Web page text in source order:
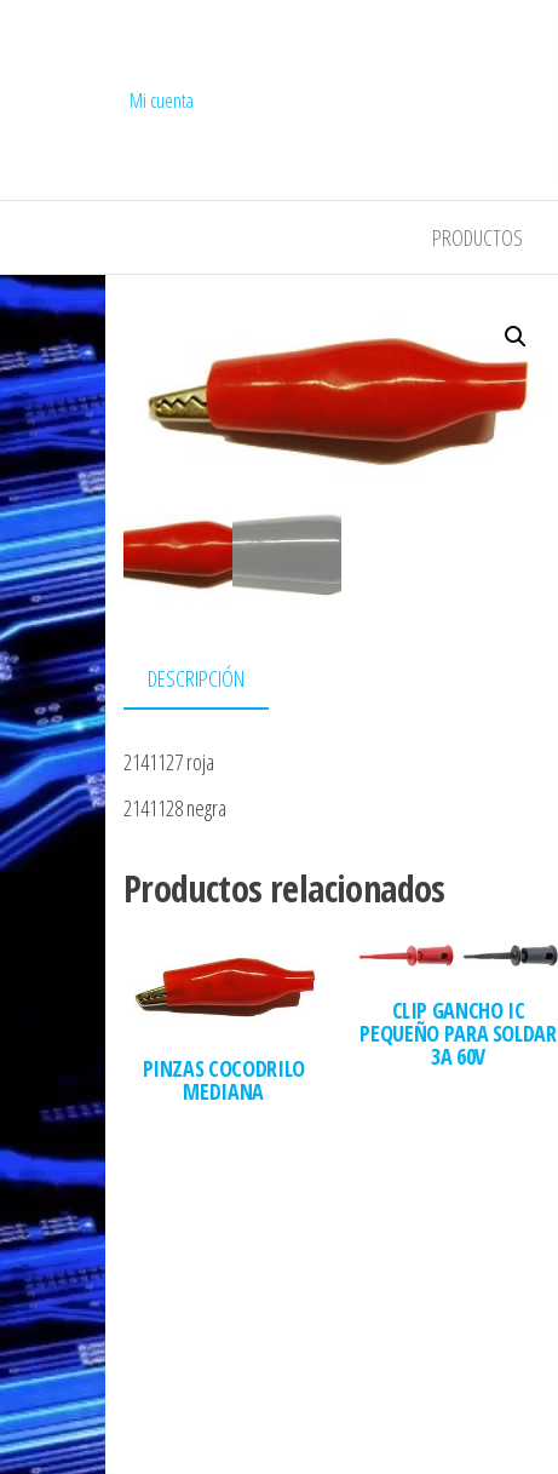
COMPEL
Mi cuenta
PRODUCTOS
DESCRIPCIÓN
2141127 roja
2141128 negra
Productos relacionados
PINZAS COCODRILO
MEDIANA
CLIP GANCHO IC
PEQUEÑO PARA SOLDAR
3A 60V